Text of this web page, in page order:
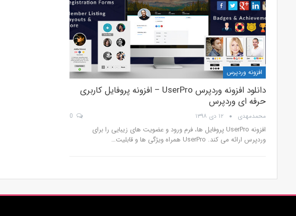
افزونه وردپرس
دانلود افزونه وردپرس UserPro – افزونه پروفایل کاربری
حرفه ای وردپرس
محمدمهدی ۱۲ دی ۱۳۹۸
افزونه UserPro پروفایل ها، فرم ورود و عضویت های زیبایی را برای
وردپرس ارائه می کند. UserPro همراه ویژگی ها و قابلیت…